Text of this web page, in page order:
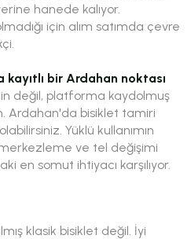
hanede kalıyor.
için alım satımda çevre
bir Ardahan noktası
değil, platforma kaydolmuş
Ardahan'da bisiklet tamiri
Yüklü kullanımın
ve tel değişimi
en somut ihtiyacı karşılıyor.
klasik bisiklet değil. İyi